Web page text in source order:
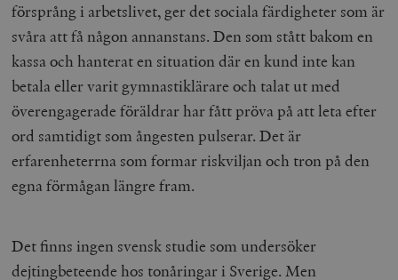
försprång i arbetslivet, ger det sociala färdigheter som är
svåra att få någon annanstans. Den som stått bakom en
kassa och hanterat en situation där en kund inte kan
betala eller varit gymnastiklärare och talat ut med
överengagerade föräldrar har fått pröva på att leta efter
ord samtidigt som ångesten pulserar. Det är
erfarenheterrna som formar riskviljan och tron på den
egna förmågan längre fram.
Det finns ingen svensk studie som undersöker
dejtingbeteende hos tonåringar i Sverige. Men